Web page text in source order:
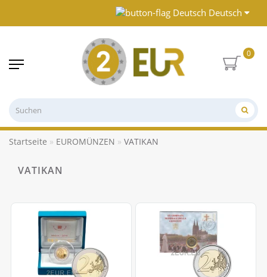
Deutsch
0
Startseite EUROMÜNZEN VATIKAN
VATIKAN